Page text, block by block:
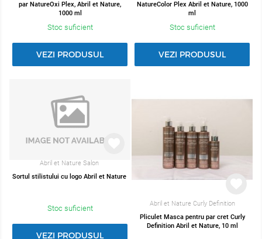
par NatureOxi Plex, Abril et Nature,
1000 ml
Stoc suficient
VEZI PRODUSUL
NatureColor Plex Abril et Nature, 1000
ml
Stoc suficient
VEZI PRODUSUL
Abril et Nature Salon
Sortul stilistului cu logo Abril et Nature
Stoc suficient
VEZI PRODUSUL
Abril et Nature Curly Definition
Pliculet Masca pentru par cret Curly
Definition Abril et Nature, 10 ml